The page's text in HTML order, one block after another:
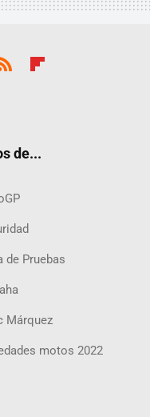
de...
de Pruebas
Márquez
motos 2022